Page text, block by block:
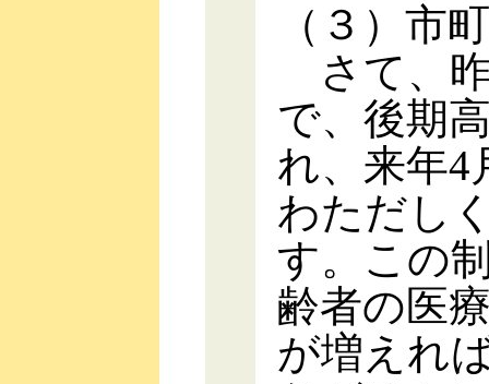
（３）市
さて、
で、後期
れ、来年4
わただし
す。この
齢者の医
が増えれ